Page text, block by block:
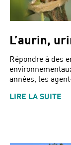
L’aurin,
Répondre à des
années, les
LIRE LA SUITE